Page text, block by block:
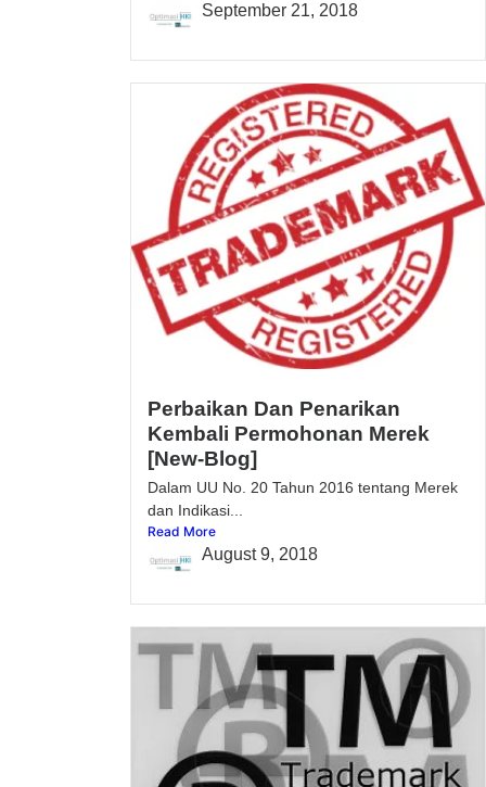
September 21, 2018
Perbaikan Dan Penarikan
Kembali Permohonan Merek
[New-Blog]
Dalam UU No. 20 Tahun 2016 tentang Merek
dan Indikasi...
Read More
August 9, 2018